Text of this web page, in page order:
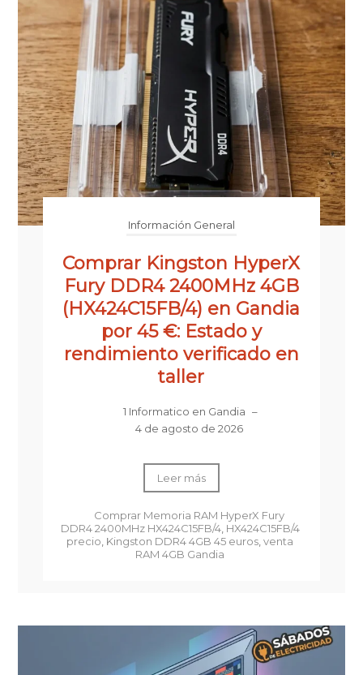
Información General
Comprar Kingston HyperX
Fury DDR4 2400MHz 4GB
(HX424C15FB/4) en Gandia
por 45 €: Estado y
rendimiento verificado en
taller
1 Informatico en Gandia –
4 de agosto de 2026
Leer más
Comprar Memoria RAM HyperX Fury
DDR4 2400MHz HX424C15FB/4, HX424C15FB/4
precio Kingston DDR4 4GB 45 euros ,venta
RAM 4GB Gandia